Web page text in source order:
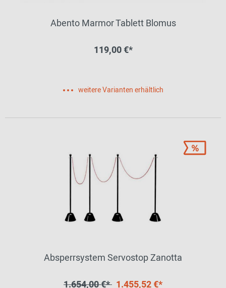
Abento Marmor Tablett Blomus
119,00 €*
weitere Varianten erhältlich
Absperrsystem Servostop Zanotta
1.654,00 €* 1.455,52 €*